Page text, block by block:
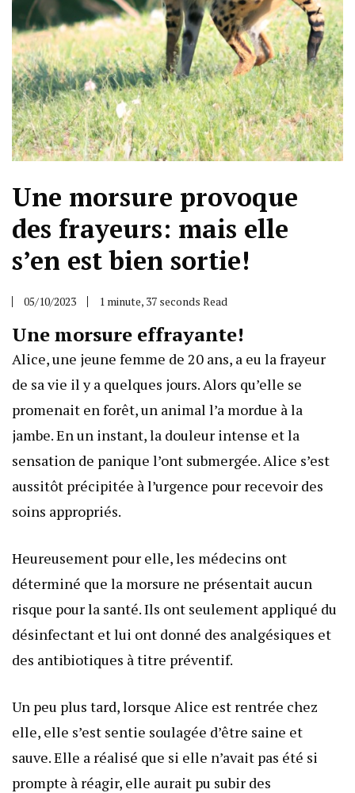
Une morsure provoque
des frayeurs: mais elle
s’en est bien sortie!
05/10/2023 1 minute, 37 seconds Read
Une morsure effrayante!
Alice, une jeune femme de 20 ans, a eu la frayeur
de sa vie il y a quelques jours. Alors qu’elle se
promenait en forêt, un animal l’a mordue à la
jambe. En un instant, la douleur intense et la
sensation de panique l’ont submergée. Alice s’est
aussitôt précipitée à l’urgence pour recevoir des
soins appropriés.
Heureusement pour elle, les médecins ont
déterminé que la morsure ne présentait aucun
risque pour la santé. Ils ont seulement appliqué du
désinfectant et lui ont donné des analgésiques et
des antibiotiques à titre préventif.
Un peu plus tard, lorsque Alice est rentrée chez
elle, elle s’est sentie soulagée d’être saine et
sauve. Elle a réalisé que si elle n’avait pas été si
prompte à réagir, elle aurait pu subir des